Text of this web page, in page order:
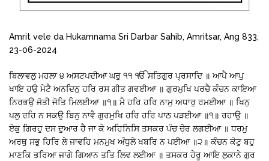
Amrit vele da Hukamnama Sri Darbar Sahib, Amritsar, Ang 833,
23-06-2024
ਬਿਲਾਵਲੁ ਮਹਲਾ ੪ ਅਸਟਪਦੀਆ ਘਰੁ ੧੧ ੴ ਸਤਿਗੁਰ ਪ੍ਰਸਾਦਿ ॥ ਆਪੈ ਆਪੁ
ਖਾਇ ਹਉ ਮੇਟੈ ਅਨਦਿਨੁ ਹਰਿ ਰਸ ਗੀਤ ਗਵਈਆ ॥ ਗੁਰਮੁਖਿ ਪਰਚੈ ਕੰਚਨ ਕਾਇਆ
ਨਿਰਭਉ ਜੋਤੀ ਜੋਤਿ ਮਿਲਈਆ ॥੧॥ ਮੈ ਹਰਿ ਹਰਿ ਨਾਮੁ ਅਧਾਰੁ ਰਮਈਆ ॥ ਖਿਨੁ
ਪਲੁ ਰਹਿ ਨ ਸਕਉ ਬਿਨੁ ਨਾਵੈ ਗੁਰਮੁਖਿ ਹਰਿ ਹਰਿ ਪਾਠ ਪੜਈਆ ॥੧॥ ਰਹਾਉ ॥
ਏਕੁ ਗਿਰਹੁ ਦਸ ਦੁਆਰ ਹੈ ਜਾ ਕੇ ਅਹਿਨਿਸਿ ਤਸਕਰ ਪੰਚ ਚੋਰ ਲਗਈਆ ॥ ਧਰਮੁ
ਅਰਥੁ ਸਭੁ ਹਿਰਿ ਲੇ ਜਾਵਹਿ ਮਨਮੁਖ ਅੰਧੁਲੇ ਖਬਰਿ ਨ ਪਈਆ ॥੨॥ ਕੰਚਨ ਕੋਟੁ ਬਹੁ
ਮਾਣਕਿ ਭਰਿਆ ਜਾਗੇ ਗਿਆਨ ਤਤਿ ਲਿਵ ਲਈਆ ॥ ਤਸਕਰ ਹੇਰੂ ਆਇ ਲੁਕਾਨੇ ਗੁਰ